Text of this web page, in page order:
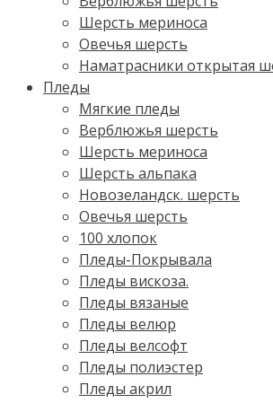
Шерсть мериноса
Овечья шерсть
Наматрасники открытая
Пледы
Мягкие пледы
Верблюжья шерсть
Шерсть мериноса
Шерсть альпака
Новозеландск. шерсть
Овечья шерсть
100 хлопок
Пледы-Покрывала
Пледы вискоза.
Пледы вязаные
Пледы велюр
Пледы велсофт
Пледы полиэстер
Пледы акрил